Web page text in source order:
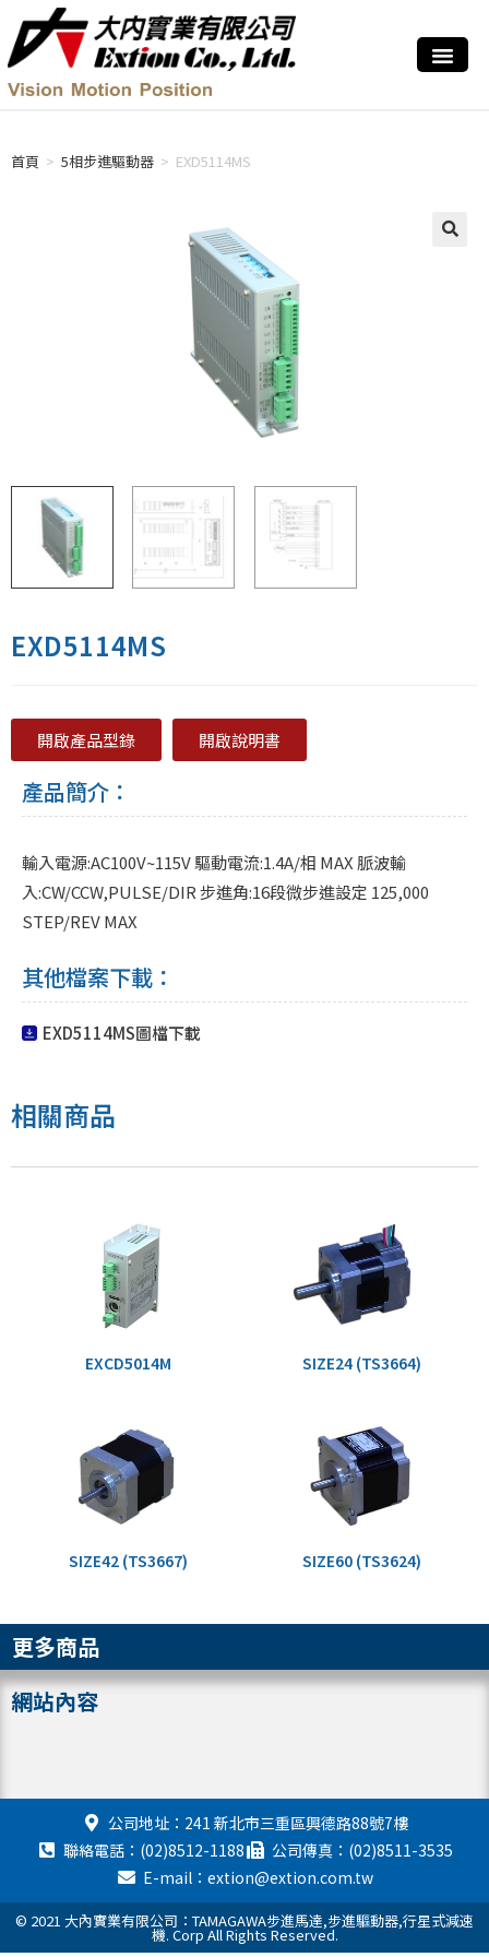
首頁 > 5相步進驅動器 > EXD5114MS
EXD5114MS
開啟產品型錄 開啟說明書
產品簡介：
輸入電源:AC100V~115V 驅動電流:1.4A/相 MAX 脈波輸
入:CW/CCW,PULSE/DIR 步進角:16段微步進設定 125,000
STEP/REV MAX
其他檔案下載：
EXD5114MS圖檔下載
相關商品
EXCD5014M SIZE24 (TS3664)
SIZE42 (TS3667) SIZE60 (TS3624)
更多商品
網站內容
公司地址：241 新北市三重區興德路88號7樓
聯絡電話：(02)8512-1188
公司傳真：(02)8511-3535
E-mail：extion@extion.com.tw
© 2021 大內實業有限公司：TAMAGAWA步進馬達,步進驅動器,行星式減速
機. Corp All Rights Reserved.